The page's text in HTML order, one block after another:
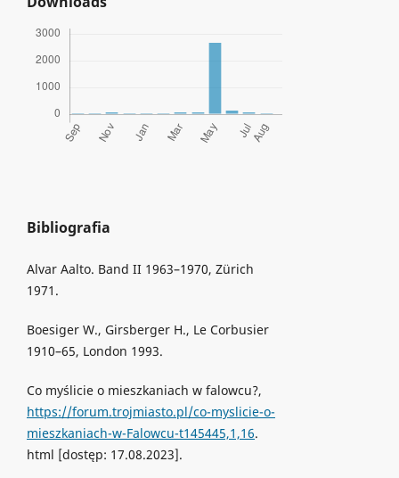
Bibliografia
Alvar Aalto. Band II 1963–1970, Zürich
1971.
Boesiger W., Girsberger H., Le Corbusier
1910–65, London 1993.
Co myślicie o mieszkaniach w falowcu?,
https://forum.trojmiasto.pl/co-myslicie-o-
mieszkaniach-w-Falowcu-t145445,1,16.
html [dostęp: 17.08.2023].